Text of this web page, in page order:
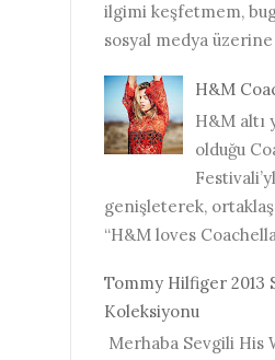
ilgimi keşfetmem,
sosyal medya üzerine
H&M
H&M altı
olduğu
genişleterek,
“H&M loves
Tommy Hilfiger 2013
Koleksiyonu
Merhaba Sevgili His